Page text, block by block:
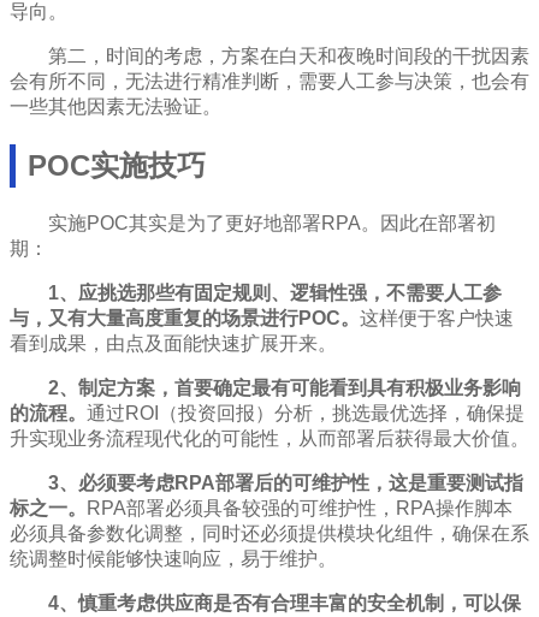
导向。
第二，时间的考虑，方案在白天和夜晚时间段的干扰因素
会有所不同，无法进行精准判断，需要人工参与决策，也会有
一些其他因素无法验证。
POC实施技巧
实施POC其实是为了更好地部署RPA。因此在部署初
期：
1、应挑选那些有固定规则、逻辑性强，不需要人工参
与，又有大量高度重复的场景进行POC。 这样便于客户快速
看到成果，由点及面能快速扩展开来。
2、制定方案，首要确定最有可能看到具有积极业务影响
的流程。 通过ROI（投资回报）分析，挑选最优选择，确保提
升实现业务流程现代化的可能性，从而部署后获得最大价值。
3、必须要考虑RPA部署后的可维护性，这是重要测试指
标之一。
RPA部署必须具备较强的可维护性，RPA操作脚本
必须具备参数化调整，同时还必须提供模块化组件，确保在系
统调整时候能够快速响应，易于维护。
4、慎重考虑供应商是否有合理丰富的安全机制，可以保